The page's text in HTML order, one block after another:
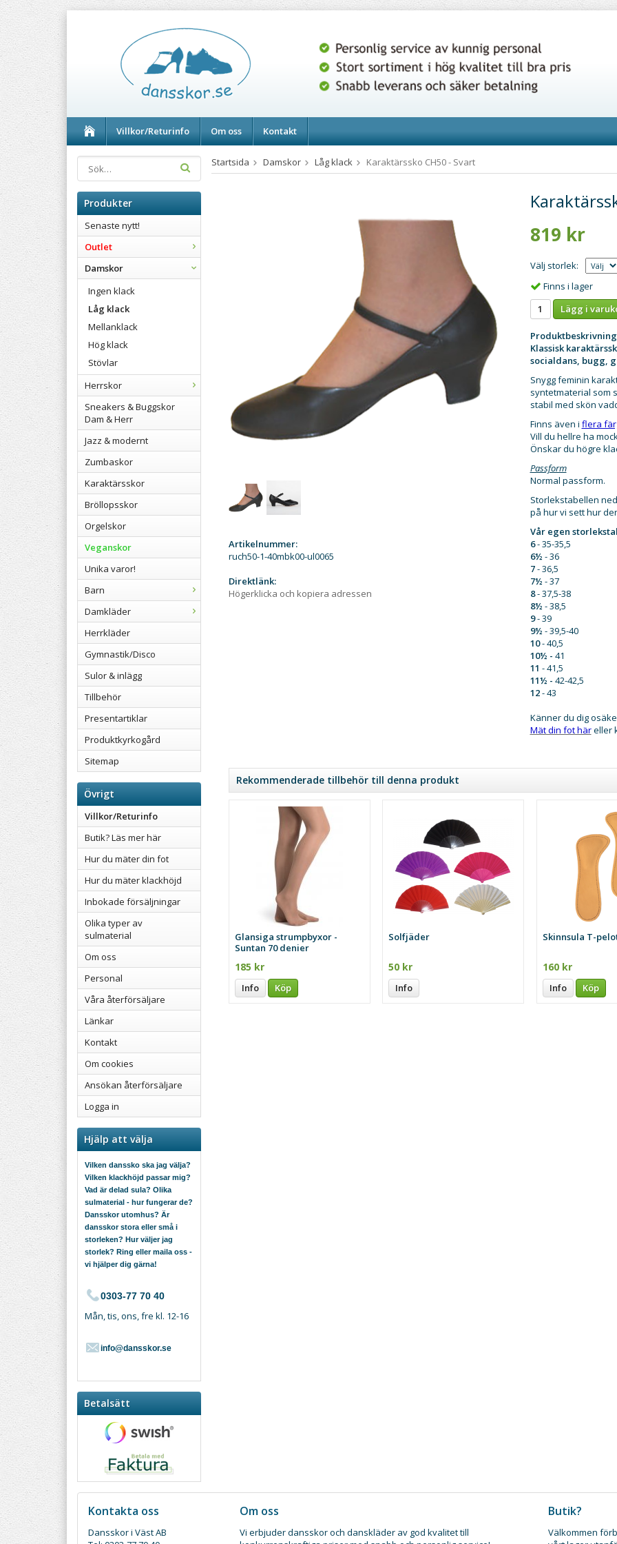
Villkor/Returinfo Om oss Kontakt
Produkter
Senaste nytt!
Outlet
Damskor
Ingen klack
Låg klack
Mellanklack
Hög klack
Stövlar
Herrskor
Sneakers & Buggskor
Dam & Herr
Jazz & modernt
Zumbaskor
Karaktärsskor
Bröllopsskor
Orgelskor
Veganskor
Unika varor!
Barn
Damkläder
Herrkläder
Gymnastik/Disco
Sulor & inlägg
Tillbehör
Presentartiklar
Produktkyrkogård
Sitemap
Övrigt
Villkor/Returinfo
Butik? Läs mer här
Hur du mäter din fot
Hur du mäter klackhöjd
Inbokade försäljningar
Olika typer av
sulmaterial
Om oss
Personal
Våra återförsäljare
Länkar
Kontakt
Om cookies
Ansökan återförsäljare
Logga in
Hjälp att välja
Vilken danssko ska jag välja?
Vilken klackhöjd passar mig?
Vad är delad sula? Olika
sulmaterial - hur fungerar de?
Dansskor utomhus? Är
dansskor stora eller små i
storleken? Hur väljer jag
storlek? Ring eller maila oss -
vi hjälper dig gärna!
0303-77 70 40
Mån, tis, ons, fre kl. 12-16
info@dansskor.se
Betalsätt
Startsida Damskor Låg klack Karaktärssko CH50 - Svart
819 kr
Välj storlek:
Finns i lager
Lägg i
Klassisk
socialdans, bugg,
Snygg feminin
syntetmaterial som
stabil med skön
Finns även i flera
Vill du hellre ha
Önskar du högre
Passform
Normal passform.
Storlekstabellen
på hur vi sett hur
Vår egen
6- 35-35,5
6½ - 36
7- 36,5
7½ - 37
8- 37,5-38
8½ - 38,5
9- 39
9½ - 39,5-40
10- 40,5
10½ - 41
11 - 41,5
11½ - 42-42,5
12- 43
Känner du dig
​Mät din fot häreller
Artikelnummer:
ruch50-1-40mbk00-ul0065
Direktlänk:
Högerklicka och kopiera adressen
Rekommenderade tillbehör till denna produkt
Glansiga strumpbyxor -
Suntan 70 denier
185 kr
Info Köp
Solfjäder
50 kr
Info
Skinnsula T-
160 kr
Info Köp
Kontakta oss
Dansskor i Väst AB
Butik?
Välkommen
Om oss
Vi erbjuder dansskor och danskläder av god kvalitet till